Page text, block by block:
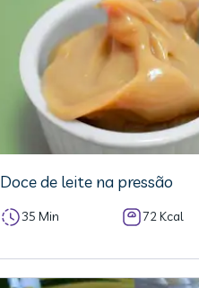
Doce de leite na pressão
35 Min 72 Kcal